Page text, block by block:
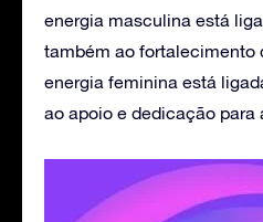
energia masculina está
também ao fortalecimento
energia feminina está
ao apoio e dedicação para